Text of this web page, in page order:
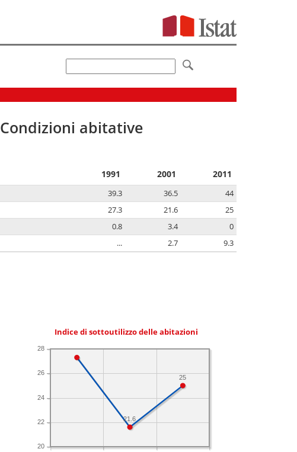
Condizioni abitative
1991 2001 2011
39.3 36.5
44
27.3 21.6
25
0.8 3.4
0
... 2.7 9.3
Indice di sottoutilizzo delle abitazioni
20
22
24
26
28
25
21.6